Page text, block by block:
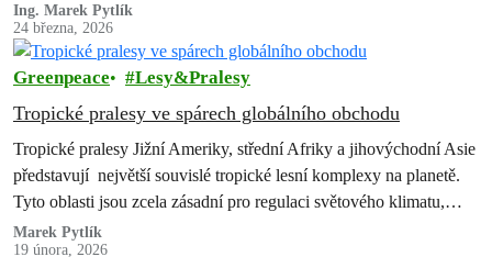
Ing. Marek Pytlík
24 března, 2026
Greenpeace Lesy&Pralesy
Tropické pralesy ve spárech globálního obchodu
Tropické pralesy Jižní Ameriky, střední Afriky a jihovýchodní Asie
představují největší souvislé tropické lesní komplexy na planetě.
Tyto oblasti jsou zcela zásadní pro regulaci světového klimatu,
koloběh vody a uchování…
Marek Pytlík
19 února, 2026